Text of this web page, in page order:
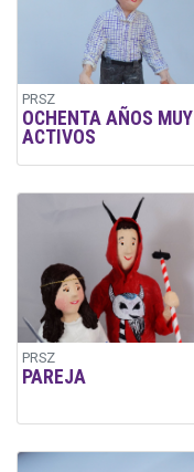
PRSZ
OCHENTA AÑOS MUY
ACTIVOS
PRSZ
PAREJA